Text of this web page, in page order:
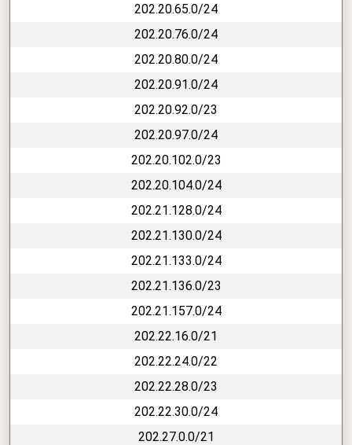
202.20.65.0/24
202.20.76.0/24
202.20.80.0/24
202.20.91.0/24
202.20.92.0/23
202.20.97.0/24
202.20.102.0/23
202.20.104.0/24
202.21.128.0/24
202.21.130.0/24
202.21.133.0/24
202.21.136.0/23
202.21.157.0/24
202.22.16.0/21
202.22.24.0/22
202.22.28.0/23
202.22.30.0/24
202.27.0.0/21